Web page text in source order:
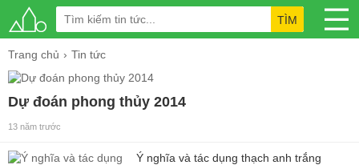
Trang chủ Tin tức
Dự đoán phong thủy 2014
13 năm trước
Ý nghĩa và tác dụng thạch anh trắng
TÌM